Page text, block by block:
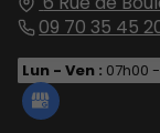
09 70 35 45
Lun - Ven : 07h00